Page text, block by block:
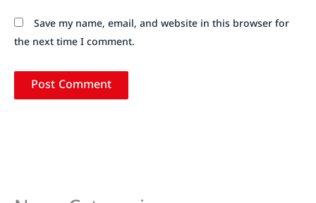
Save my name, email, and website in this browser for
the next time I comment.